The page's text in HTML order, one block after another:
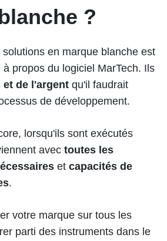
?
en marque blanche est
propos du logiciel MarTech. Ils
et de l'argent qu'il faudrait
de développement.
lorsqu'ils sont exécutés
avec toutes les
et capacités de
.
votre marque sur tous les
parti des instruments dans le